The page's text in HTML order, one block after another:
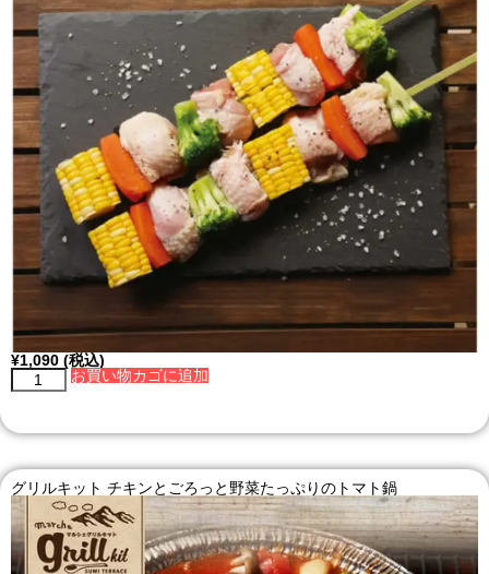
¥1,090 (税込)
お買い物カゴに追加
グリルキット チキンとごろっと野菜たっぷりのトマト鍋